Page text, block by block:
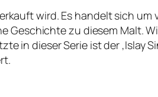
wird. Es handelt sich
Geschichte zu diesem Malt.
in dieser Serie ist der ‚Islay